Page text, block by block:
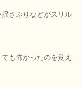
さぶりなどがスリル
も怖かったのを覚え